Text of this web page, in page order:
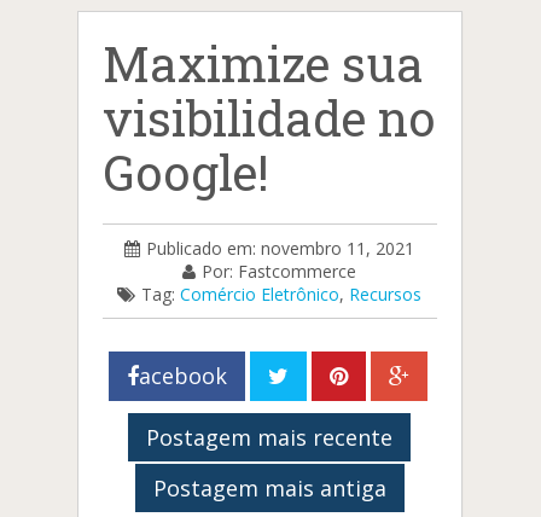
Maximize sua
visibilidade no
Google!
Publicado em: novembro 11, 2021
Por: Fastcommerce
Tag:Comércio Eletrônico, Recursos
acebook
Postagem mais recente
Postagem mais antiga